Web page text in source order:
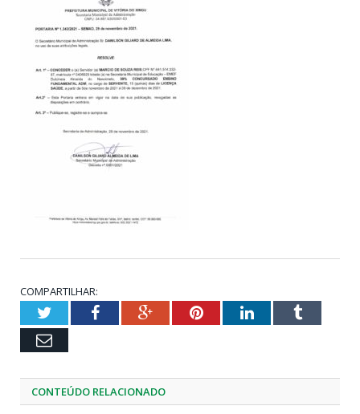
COMPARTILHAR:
TwitterFacebookGoogle+PinterestLinkedInTumblr
Email
CONTEÚDO RELACIONADO